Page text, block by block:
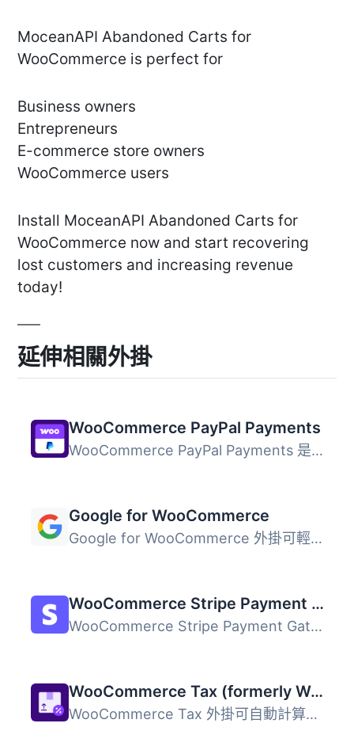
MoceanAPI Abandoned Carts for
WooCommerce is perfect for
Business owners
Entrepreneurs
E-commerce store owners
WooCommerce users
Install MoceanAPI Abandoned Carts for
WooCommerce now and start recovering
lost customers and increasing revenue
today!
延伸相關外掛
WooCommerce PayPal Payments
WooCommerce PayPal Payments 是一個全方位解決方案，幫助商...
Google for WooCommerce
Google for WooCommerce 外掛可輕鬆將您的 WooCommerce 產品...
WooCommerce Stripe Payment Gateway
WooCommerce Stripe Payment Gateway 外掛提供最佳化的結帳體...
WooCommerce Tax (formerly WooCommerce Shipping & Tax)
WooCommerce Tax 外掛可自動計算並收取銷售稅，簡化商店的稅...